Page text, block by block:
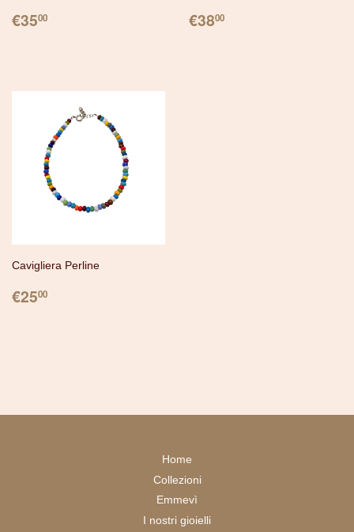
PREZZO
€3500 PREZZO
€3800
Cavigliera Perline
PREZZO
€2500
Home
Collezioni
Emmevì
I nostri gioielli